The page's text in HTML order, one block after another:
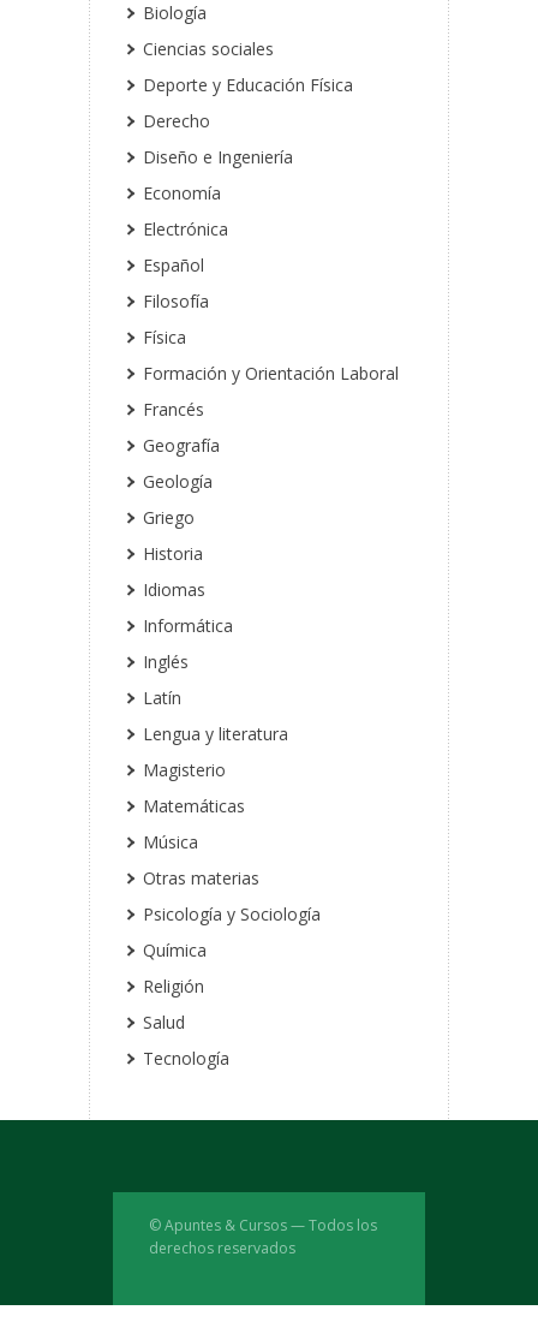
Biología
Ciencias sociales
Deporte y Educación Física
Derecho
Diseño e Ingeniería
Economía
Electrónica
Español
Filosofía
Física
Formación y Orientación Laboral
Francés
Geografía
Geología
Griego
Historia
Idiomas
Informática
Inglés
Latín
Lengua y literatura
Magisterio
Matemáticas
Música
Otras materias
Psicología y Sociología
Química
Religión
Salud
Tecnología
© Apuntes & Cursos — Todos los
derechos reservados